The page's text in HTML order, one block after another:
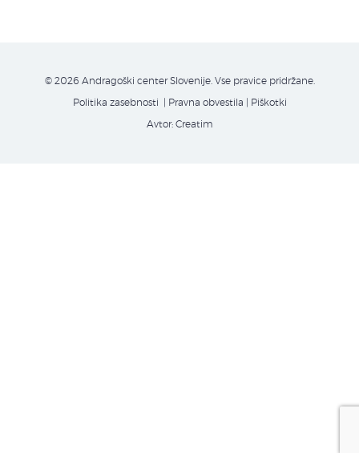
© 2026 Andragoški center Slovenije. Vse pravice pridržane.
Politika zasebnosti | Pravna obvestila Piškotki
Avtor: Creatim